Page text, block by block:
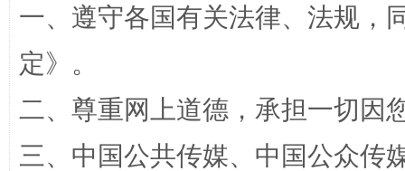
扯下公款旅游的“隐身衣” 如何以
一、遵守各国有关法律、法规，
定》。
二、尊重网上道德，承担一切因
三、中国公共传媒、中国公众传